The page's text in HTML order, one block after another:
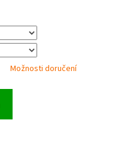
Možnosti doručení